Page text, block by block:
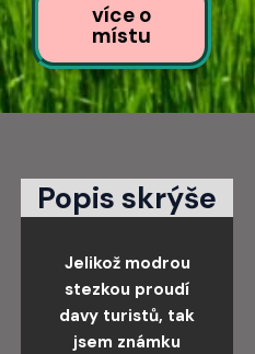
více o
místu
Popis skrýše
Jelikož modrou
stezkou proudí
davy turistů, tak
jsem známku